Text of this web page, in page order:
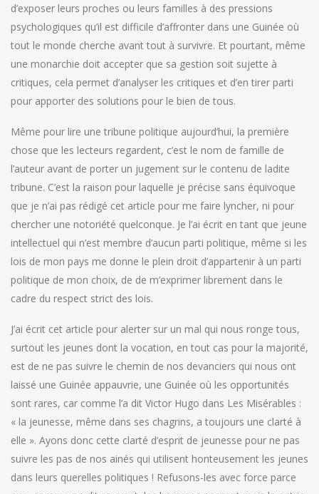
d’exposer leurs proches ou leurs familles à des pressions
psychologiques qu’il est difficile d’affronter dans une Guinée où
tout le monde cherche avant tout à survivre. Et pourtant, même
une monarchie doit accepter que sa gestion soit sujette à
critiques, cela permet d’analyser les critiques et d’en tirer parti
pour apporter des solutions pour le bien de tous.
Même pour lire une tribune politique aujourd’hui, la première
chose que les lecteurs regardent, c’est le nom de famille de
l’auteur avant de porter un jugement sur le contenu de ladite
tribune. C’est la raison pour laquelle je précise sans équivoque
que je n’ai pas rédigé cet article pour me faire lyncher, ni pour
chercher une notoriété quelconque. Je l’ai écrit en tant que jeune
intellectuel qui n’est membre d’aucun parti politique, même si les
lois de mon pays me donne le plein droit d’appartenir à un parti
politique de mon choix, de de m’exprimer librement dans le
cadre du respect strict des lois.
J’ai écrit cet article pour alerter sur un mal qui nous ronge tous,
surtout les jeunes dont la vocation, en tout cas pour la majorité,
est de ne pas suivre le chemin de nos devanciers qui nous ont
laissé une Guinée appauvrie, une Guinée où les opportunités
sont rares, car comme l’a dit Victor Hugo dans Les Misérables :
« la jeunesse, même dans ses chagrins, a toujours une clarté à
elle ». Ayons donc cette clarté d’esprit de jeunesse pour ne pas
suivre les pas de nos ainés qui utilisent honteusement les jeunes
dans leurs querelles politiques ! Refusons-les avec force parce